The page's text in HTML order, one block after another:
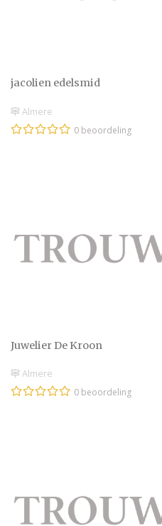
jacolien edelsmid
Almere
0 beoordeling
Juwelier De Kroon
Almere
0 beoordeling